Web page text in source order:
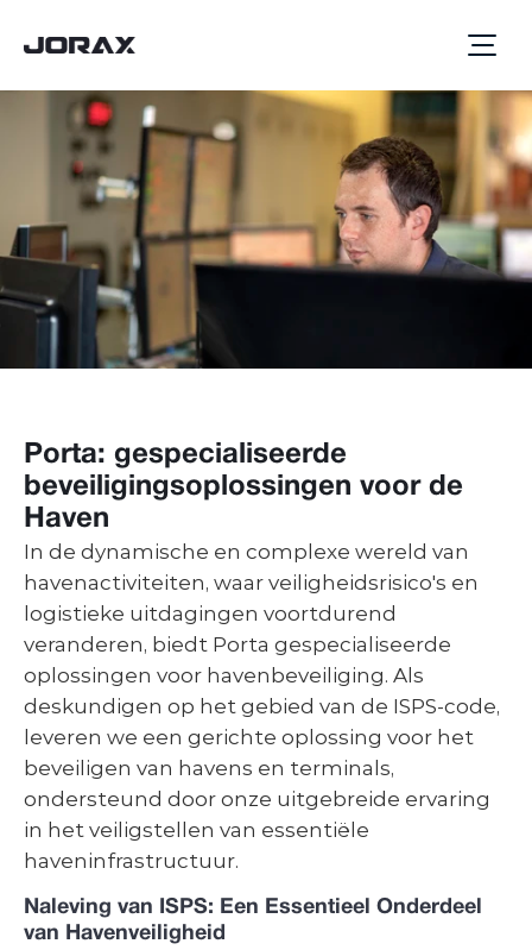
Porta: gespecialiseerde
beveiligingsoplossingen voor de
Haven
In de dynamische en complexe wereld van
havenactiviteiten, waar veiligheidsrisico's en
logistieke uitdagingen voortdurend
veranderen, biedt Porta gespecialiseerde
oplossingen voor havenbeveiliging. Als
deskundigen op het gebied van de ISPS-code,
leveren we een gerichte oplossing voor het
beveiligen van havens en terminals,
ondersteund door onze uitgebreide ervaring
in het veiligstellen van essentiële
haveninfrastructuur.
Naleving van ISPS: Een Essentieel Onderdeel
van Havenveiligheid